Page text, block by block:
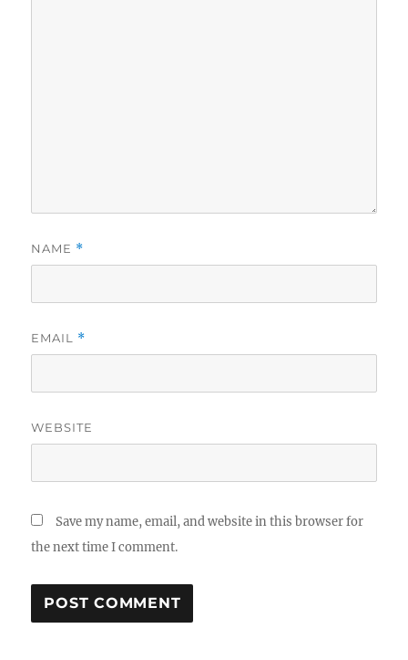
NAME *
EMAIL *
WEBSITE
Save my name, email, and website in this browser for
the next time I comment.